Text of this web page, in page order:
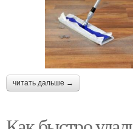
читать дальше →